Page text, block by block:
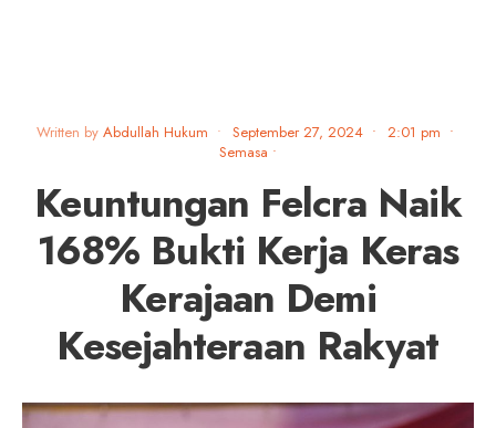
Written by Abdullah Hukum • September 27, 2024 • 2:01 pm •
Semasa •
Keuntungan Felcra Naik
168% Bukti Kerja Keras
Kerajaan Demi
Kesejahteraan Rakyat